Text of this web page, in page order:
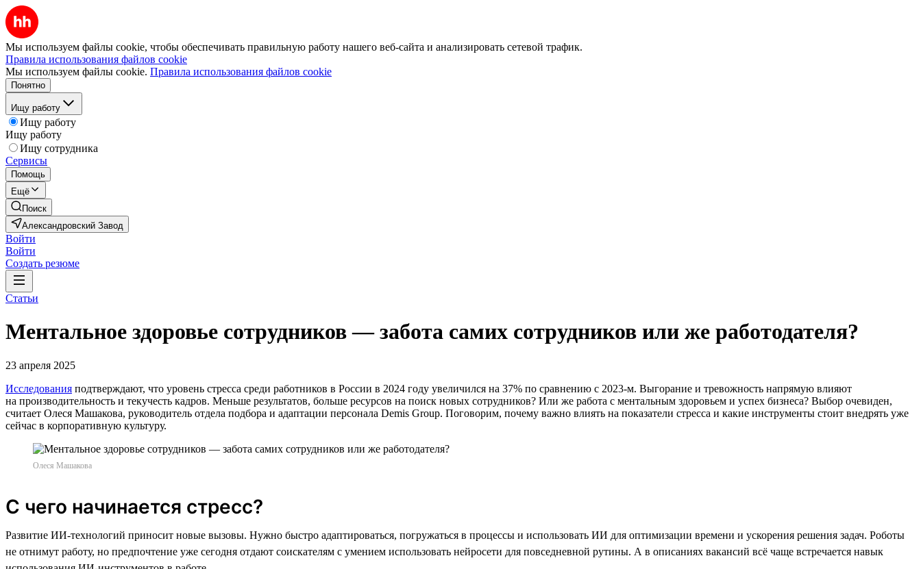
Мы используем файлы cookie, чтобы обеспечивать правильную работу нашего веб-сайта и анализировать сетевой трафик.
Правила использования файлов cookie
Мы используем файлы cookie. Правила использования файлов cookie
Понятно
Ищу работу
Ищу работу
Ищу работу
Ищу сотрудника
Сервисы
Помощь
Ещё
Поиск
Александровский Завод
Войти
Войти
Создать резюме
Статьи
Ментальное здоровье сотрудников — забота самих сотрудников или же работодателя?
23 апреля 2025
Исследования подтверждают, что уровень стресса среди работников в России в 2024 году увеличился на 37% по сравнению с 2023-м. Выгорание и тревожность напрямую влияют
на производительность и текучесть кадров. Меньше результатов, больше ресурсов на поиск новых сотрудников? Или же работа с ментальным здоровьем и успех бизнеса? Выбор очевиден,
считает Олеся Машакова, руководитель отдела подбора и адаптации персонала Demis Group. Поговорим, почему важно влиять на показатели стресса и какие инструменты стоит внедрять уже
сейчас в корпоративную культуру.
Олеся Машакова
С чего начинается стресс?
Развитие ИИ-технологий приносит новые вызовы. Нужно быстро адаптироваться, погружаться в процессы и использовать ИИ для оптимизации времени и ускорения решения задач. Роботы
не отнимут работу, но предпочтение уже сегодня отдают соискателям с умением использовать нейросети для повседневной рутины. А в описаниях вакансий всё чаще встречается навык